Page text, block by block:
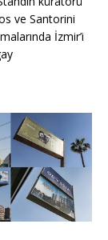
ve Santorini
İzmir’i